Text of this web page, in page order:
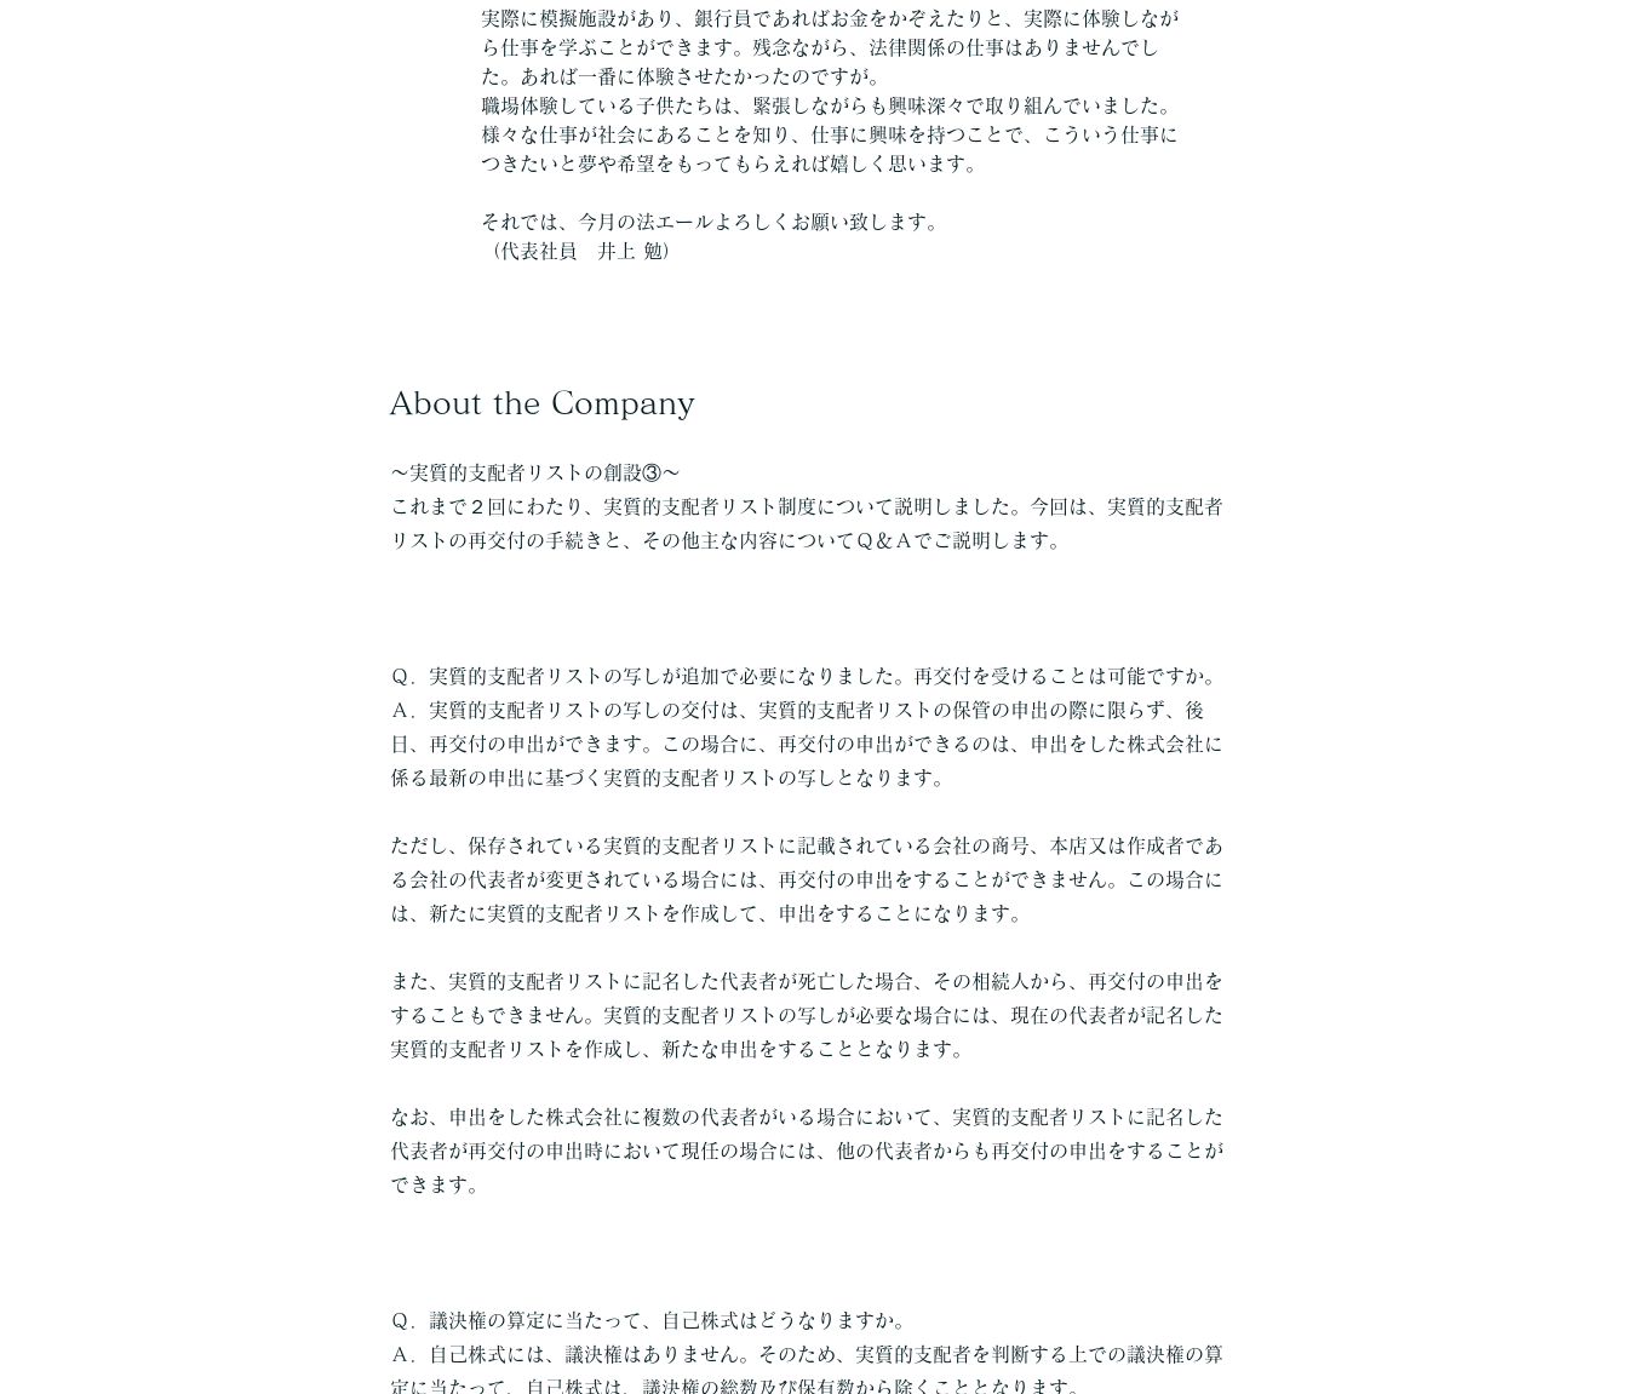
実際に模擬施設があり、銀行員であればお金をかぞえたりと、実際に体験しなが
ら仕事を学ぶことができます。残念ながら、法律関係の仕事はありませんでし
た。あれば一番に体験させたかったのですが。
職場体験している子供たちは、緊張しながらも興味深々で取り組んでいました。
様々な仕事が社会にあることを知り、仕事に興味を持つことで、こういう仕事に
つきたいと夢や希望をもってもらえれば嬉しく思います。
それでは、今月の法エールよろしくお願い致します。
（代表社員　井上 勉）
About the Company
～実質的支配者リストの創設③～
これまで２回にわたり、実質的支配者リスト制度について説明しました。今回は、実質的支配者
リストの再交付の手続きと、その他主な内容についてＱ＆Ａでご説明します。
Ｑ．実質的支配者リストの写しが追加で必要になりました。再交付を受けることは可能ですか。
Ａ．実質的支配者リストの写しの交付は、実質的支配者リストの保管の申出の際に限らず、後
日、再交付の申出ができます。この場合に、再交付の申出ができるのは、申出をした株式会社に
係る最新の申出に基づく実質的支配者リストの写しとなります。
ただし、保存されている実質的支配者リストに記載されている会社の商号、本店又は作成者であ
る会社の代表者が変更されている場合には、再交付の申出をすることができません。この場合に
は、新たに実質的支配者リストを作成して、申出をすることになります。
また、実質的支配者リストに記名した代表者が死亡した場合、その相続人から、再交付の申出を
することもできません。実質的支配者リストの写しが必要な場合には、現在の代表者が記名した
実質的支配者リストを作成し、新たな申出をすることとなります。
なお、申出をした株式会社に複数の代表者がいる場合において、実質的支配者リストに記名した
代表者が再交付の申出時において現任の場合には、他の代表者からも再交付の申出をすることが
できます。
Ｑ．議決権の算定に当たって、自己株式はどうなりますか。
Ａ．自己株式には、議決権はありません。そのため、実質的支配者を判断する上での議決権の算
定に当たって、自己株式は、議決権の総数及び保有数から除くこととなります。